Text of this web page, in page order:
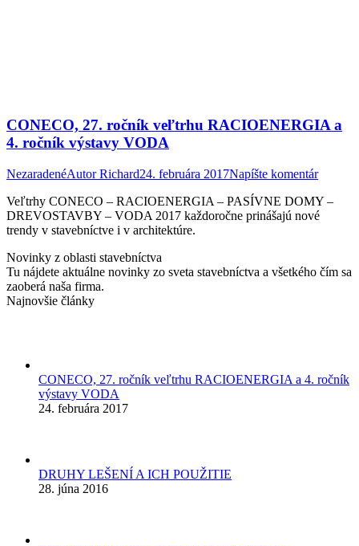
CONECO, 27. ročník veľtrhu RACIOENERGIA a
4. ročník výstavy VODA
NezaradenéAutorRichard24. februára 2017Napíšte komentár
Veľtrhy CONECO – RACIOENERGIA – PASÍVNE DOMY –
DREVOSTAVBY – VODA 2017 každoročne prinášajú nové
trendy v stavebníctve i v architektúre.
Novinky z oblasti stavebníctva
Tu nájdete aktuálne novinky zo sveta stavebníctva a všetkého čím sa
zaoberá naša firma.
Najnovšie články
CONECO, 27. ročník veľtrhu RACIOENERGIA a 4. ročník
výstavy VODA
24. februára 2017
DRUHY LEŠENÍ A ICH POUŽITIE
28. júna 2016